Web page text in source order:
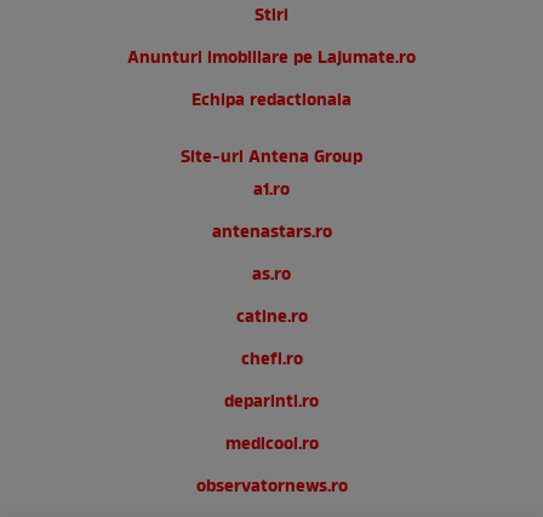
Stiri
Anunturi imobiliare pe Lajumate.ro
Echipa redactionala
Site-uri Antena Group
a1.ro
antenastars.ro
as.ro
catine.ro
chefi.ro
deparinti.ro
medicool.ro
observatornews.ro